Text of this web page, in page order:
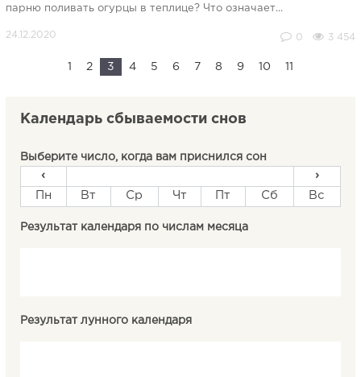
парню поливать огурцы в теплице? Что означает...
0 3 454
2 3 4 5 6 7 8 9 10
Календарь сбываемости снов
Выберите число, когда вам приснился сон
‹
›
Пн
Вт Ср Чт Пт Сб Вс
Результат календаря по числам месяца
Результат лунного календаря